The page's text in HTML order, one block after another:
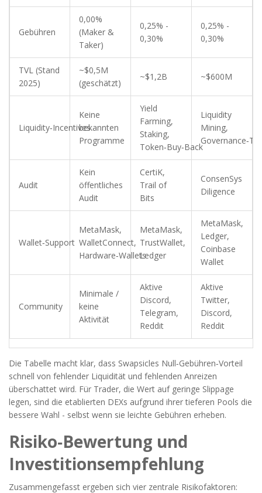
Gebühren
0,00%
(Maker &
Taker)
0,25% -
0,30%
0,25% -
0,30%
TVL (Stand
2025)
~$0,5M
(geschätzt)
~$1,2B ~$600M
Liquidity‑Incentives
Keine
bekannten
Programme
Yield
Farming,
Staking,
Token‑Buy‑Back
Liquidity
Mining,
Audit
Kein
öffentliches
Audit
CertiK,
Trail of
Bits
ConsenSys
Diligence
Wallet‑Support
MetaMask,
WalletConnect,
Hardware‑Wallets
MetaMask,
TrustWallet,
Ledger
MetaMask,
Ledger,
Coinbase
Wallet
Community
Minimale /
keine
Aktivität
Aktive
Discord,
Telegram,
Reddit
Aktive
Twitter,
Discord,
Reddit
Die Tabelle macht klar, dass Swapsicles Null‑Gebühren‑Vorteil
schnell von fehlender Liquidität und fehlenden Anreizen
überschattet wird. Für Trader, die Wert auf geringe Slippage
legen, sind die etablierten DEXs aufgrund ihrer tieferen Pools die
bessere Wahl - selbst wenn sie leichte Gebühren erheben.
Risiko‑Bewertung und
Investitionsempfehlung
Zusammengefasst ergeben sich vier zentrale Risikofaktoren: